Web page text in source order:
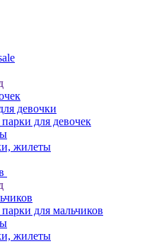
девочки
для девочек
жилеты
для мальчиков
жилеты